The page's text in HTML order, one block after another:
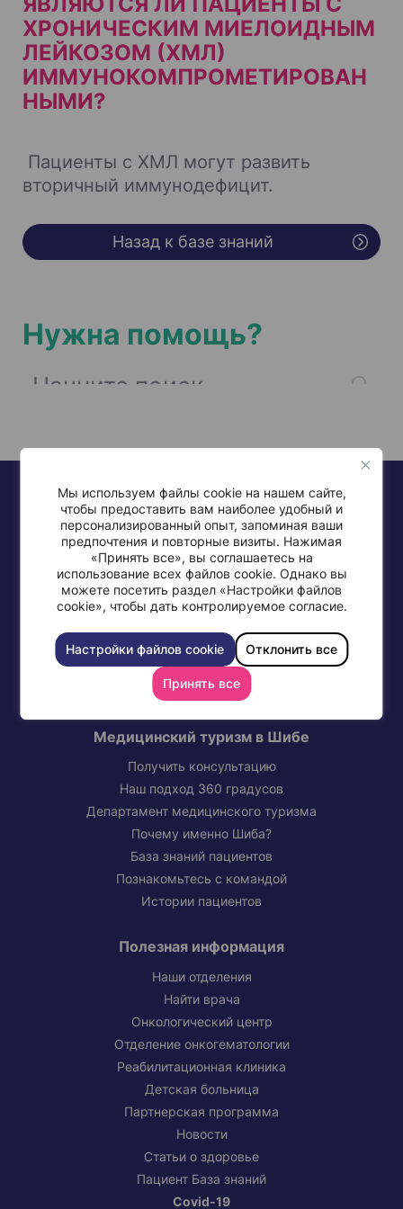
Мы используем файлы cookie на нашем сайте,
чтобы предоставить вам наиболее удобный и
персонализированный опыт, запоминая ваши
предпочтения и повторные визиты. Нажимая
«Принять все», вы соглашаетесь на
использование всех файлов cookie. Однако вы
можете посетить раздел «Настройки файлов
cookie», чтобы дать контролируемое согласие.
Настройки файлов cookie Отклонить все
Принять все
ХРОНИЧЕСКИМ МИЕЛОИДНЫМ
ЛЕЙКОЗОМ (ХМЛ)
ИММУНОКОМПРОМЕТИРОВАН
НЫМИ?
Пациенты с ХМЛ могут развить
вторичный иммунодефицит.
Назад к базе знаний
Нужна помощь?
+972-77-997-0568
СВЯЖИТЕСЬ С МЕДИЦИНСКИМ ЦЕНТРОМ ШИБА
Медицинский туризм в Шибе
Получить консультацию
Наш подход 360 градусов
Департамент медицинского туризма
Почему именно Шиба?
База знаний пациентов
Познакомьтесь с командой
Истории пациентов
Полезная информация
Наши отделения
Найти врача
Онкологический центр
Отделение онкогематологии
Реабилитационная клиника
Детская больница
Партнерская программа
Новости
Статьи о здоровье
Пациент База знаний
Covid-19